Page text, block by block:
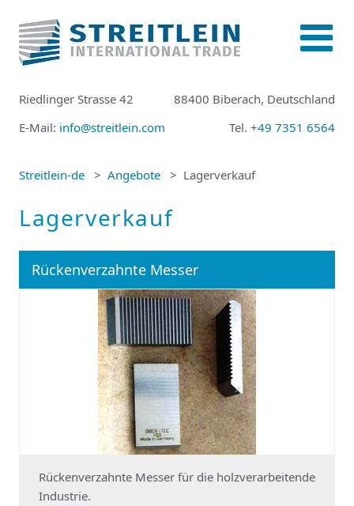
Riedlinger Strasse 42
88400 Biberach, Deutschland
E-Mail: info@streitlein.com Tel. +49 7351 6564
Streitlein-de Angebote Lagerverkauf
Lagerverkauf
Rückenverzahnte Messer
Rückenverzahnte Messer für die holzverarbeitende
Industrie.